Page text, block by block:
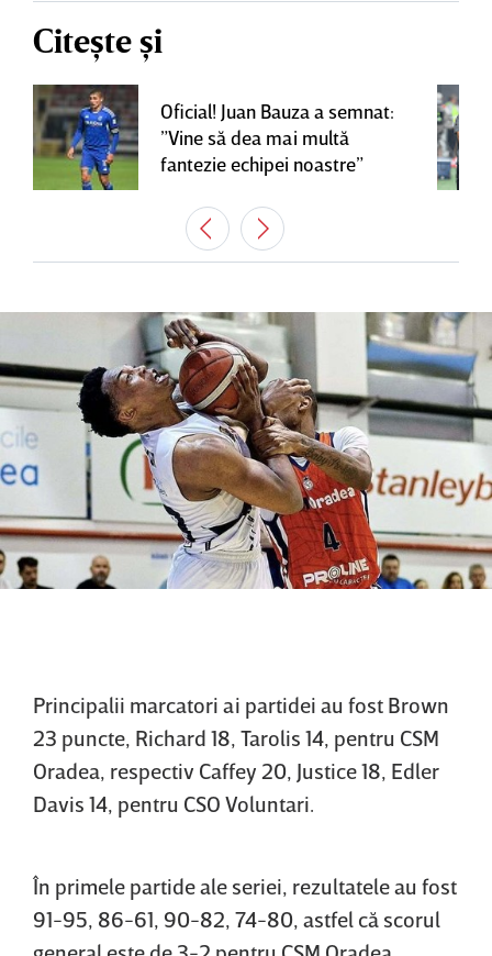
Citește și
Oficial! Juan Bauza a semnat:
”Vine să dea mai multă
fantezie echipei noastre”
Principalii marcatori ai partidei au fost Brown
23 puncte, Richard 18, Tarolis 14, pentru CSM
Oradea, respectiv Caffey 20, Justice 18, Edler
Davis 14, pentru CSO Voluntari.
În primele partide ale seriei, rezultatele au fost
91-95, 86-61, 90-82, 74-80, astfel că scorul